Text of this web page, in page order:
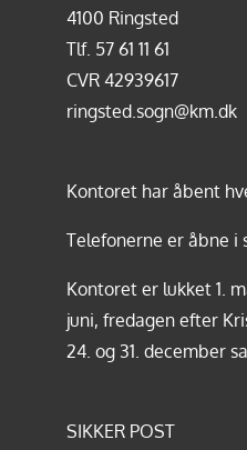
4100 Ringsted
Tlf. 57 61 11 61
CVR 42939617
ringsted.sogn@km.dk
Kontoret har åbent
Telefonerne er åbne i
Kontoret er lukket 1.
juni, fredagen efter
24. og 31. december
SIKKER POST